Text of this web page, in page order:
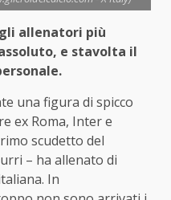
allenatori più
e stavolta il
una figura di spicco
ex Roma, Inter e
scudetto del
– ha allenato di
In